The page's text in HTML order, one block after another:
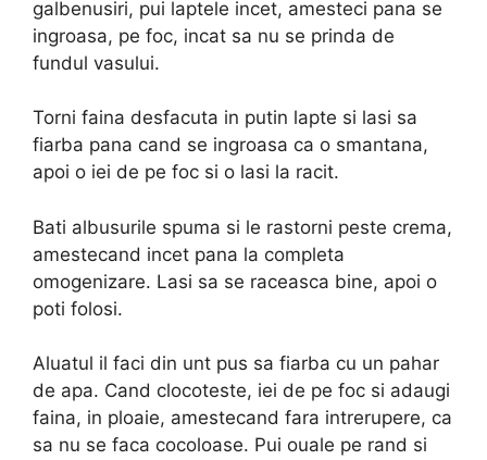
galbenusiri, pui laptele incet, amesteci pana se
ingroasa, pe foc, incat sa nu se prinda de
fundul vasului.
Torni faina desfacuta in putin lapte si lasi sa
fiarba pana cand se ingroasa ca o smantana,
apoi o iei de pe foc si o lasi la racit.
Bati albusurile spuma si le rastorni peste crema,
amestecand incet pana la completa
omogenizare. Lasi sa se raceasca bine, apoi o
poti folosi.
Aluatul il faci din unt pus sa fiarba cu un pahar
de apa. Cand clocoteste, iei de pe foc si adaugi
faina, in ploaie, amestecand fara intrerupere, ca
sa nu se faca cocoloase. Pui ouale pe rand si